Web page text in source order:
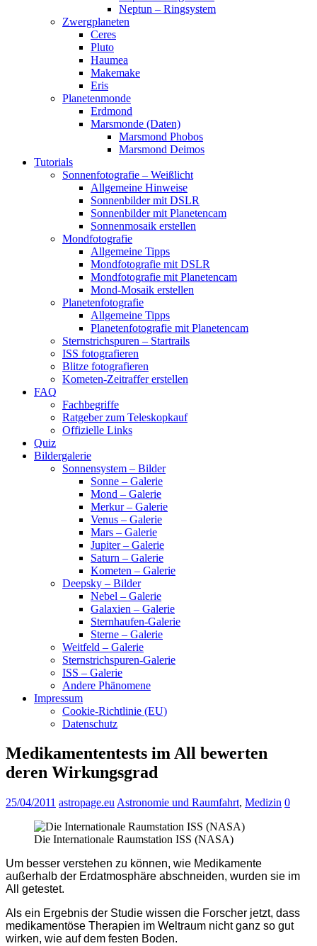
Neptun – Ringsystem
Zwergplaneten
Ceres
Pluto
Haumea
Makemake
Eris
Planetenmonde
Erdmond
Marsmonde (Daten)
Marsmond Phobos
Marsmond Deimos
Tutorials
Sonnenfotografie – Weißlicht
Allgemeine Hinweise
Sonnenbilder mit DSLR
Sonnenbilder mit Planetencam
Sonnenmosaik erstellen
Mondfotografie
Allgemeine Tipps
Mondfotografie mit DSLR
Mondfotografie mit Planetencam
Mond-Mosaik erstellen
Planetenfotografie
Allgemeine Tipps
Planetenfotografie mit Planetencam
Sternstrichspuren – Startrails
ISS fotografieren
Blitze fotografieren
Kometen-Zeitraffer erstellen
FAQ
Fachbegriffe
Ratgeber zum Teleskopkauf
Offizielle Links
Quiz
Bildergalerie
Sonnensystem – Bilder
Sonne – Galerie
Mond – Galerie
Merkur – Galerie
Venus – Galerie
Mars – Galerie
Jupiter – Galerie
Saturn – Galerie
Kometen – Galerie
Deepsky – Bilder
Nebel – Galerie
Galaxien – Galerie
Sternhaufen-Galerie
Sterne – Galerie
Weitfeld – Galerie
Sternstrichspuren-Galerie
ISS – Galerie
Andere Phänomene
Impressum
Cookie-Richtlinie (EU)
Datenschutz
Medikamententests im All bewerten
deren Wirkungsgrad
25/04/2011 astropage.eu Astronomie und Raumfahrt, Medizin 0
Die Internationale Raumstation ISS (NASA)
Um besser verstehen zu können, wie Medikamente
außerhalb der Erdatmosphäre abschneiden, wurden sie im
All getestet.
Als ein Ergebnis der Studie wissen die Forscher jetzt, dass
medikamentöse Therapien im Weltraum nicht ganz so gut
wirken, wie auf dem festen Boden.